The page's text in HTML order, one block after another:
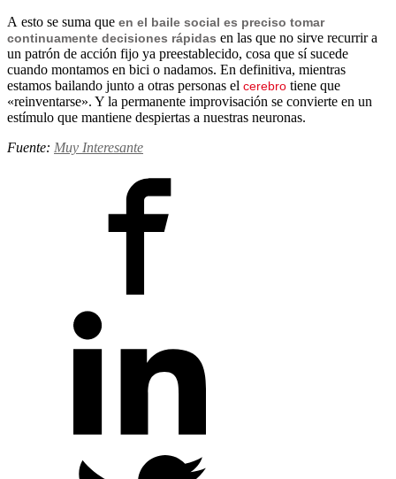
A esto se suma que en el baile social es preciso tomar
continuamente decisiones rápidas en las que no sirve recurrir a
un patrón de acción fijo ya preestablecido, cosa que sí sucede
cuando montamos en bici o nadamos. En definitiva, mientras
estamos bailando junto a otras personas el cerebro tiene que
«reinventarse». Y la permanente improvisación se convierte en un
estímulo que mantiene despiertas a nuestras neuronas.
Fuente: Muy Interesante